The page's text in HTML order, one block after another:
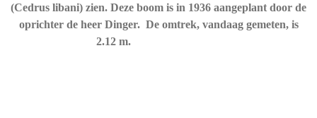
(Cedrus libani) zien. Deze boom is in 1936 aangeplant door de
oprichter de heer Dinger. De omtrek, vandaag gemeten, is
2.12 m.